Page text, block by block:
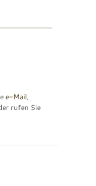
e-Mail,
rufen Sie